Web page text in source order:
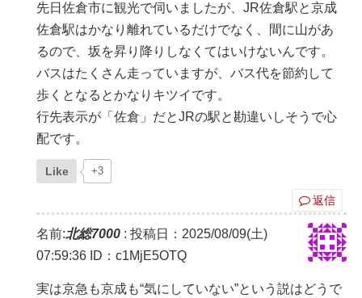
先日佐倉市に観光で伺いましたが、JR佐倉駅と京成
佐倉駅はかなり離れているだけでなく、間に山があ
るので、坂を昇り降りしなくてはいけないんです。
バスはたくさん走っていますが、バス代を節約して
歩くとなるとかなりキツイです。
行先表示が「佐倉」だとJRの駅と勘違いしそうで心
配です。
Like +3
返信
名前:北総7000 : 投稿日：2025/08/09(土)
07:59:36 ID：c1MjE5OTQ
実は京急も京成も“気にしていない”という説はどうで